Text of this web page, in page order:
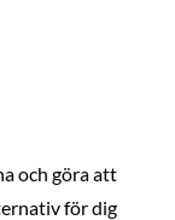
och göra att
för dig